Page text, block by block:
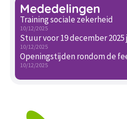
Mededelingen
Training sociale zekerheid
10/12/2025
Stuur voor 19 december
10/12/2025
Openingstijden rondom de
10/12/2025